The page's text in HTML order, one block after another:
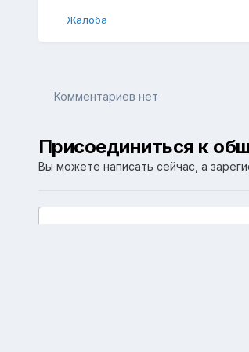
Жалоба
Комментариев нет
Присоединиться к
Вы можете написать сейчас, а